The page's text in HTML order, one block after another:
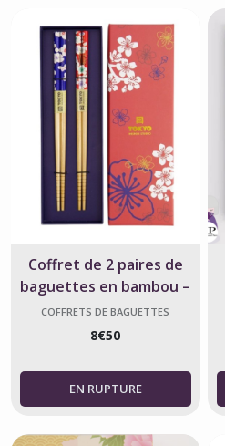
Coffret de 2 paires de
baguettes en bambou –
Fleurs japonaises
COFFRETS DE BAGUETTES
8€50